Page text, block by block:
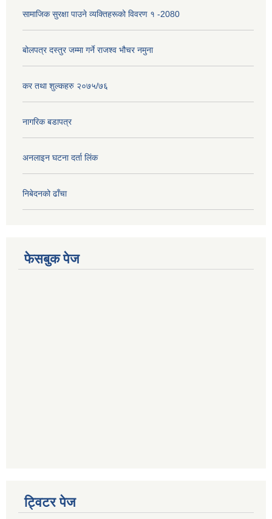
सामाजिक सुरक्षा पाउने व्यक्तिहरूको विवरण १ -2080
बोलपत्र दस्तुर जम्मा गर्ने राजश्व भौचर नमुना
कर तथा शुल्कहरु २०७५/७६
नागरिक बडापत्र
अनलाइन घटना दर्ता लिंक
निबेदनको ढाँचा
फेसबुक पेज
ट्विटर पेज